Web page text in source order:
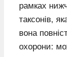
рамках
таксонів,
вона
охорони: